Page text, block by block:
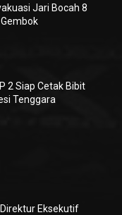
Jari Bocah 8
2 Siap Cetak Bibit
Tenggara
Eksekutif